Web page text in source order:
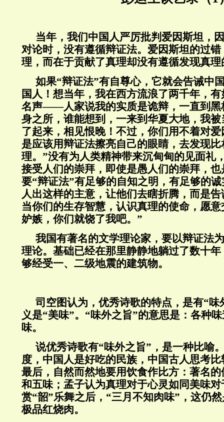
当年，我们中国人严厉批判爱因斯坦，
对论时，没有遵循辩证法。爱因斯坦的过
理，而在于贡献了真理却没有遵循发现真
如果“辩证法”有自尊心，它就会告诫中
国人！想当年，我在西方流浪了两千年，
名声——人家说我的实质是诡辩，一直到黑
身之所，谁能想到，一来到华夏大地，我
了起来，相见恨晚！不过，你们用不着对
是应该用辩证法擦亮自己的眼睛，去发现
理。”没有为人类精神带来沉甸甸的见面礼
接受人们的崇拜，即使是愚人们的崇拜，
要“辩证法”有足够的自知之明，有足够的
人出这样的主意，让他们去瞎折腾，而是
当你们的生存智慧，认识真理的使命，愿
妒嫉，你们就饶了我吧。”
我国有著名的文学理论家，要以辩证法
理论。基础已经在那里静静地躺过了数十
够经受一、二级地震的建筑物。
司空图认为，优秀诗歌的特点，是有“味
义是“美味”。“味外之旨”的意思是：各种
味。
说优秀诗歌有“味外之旨”，是一种比喻
度，中国人是好吃的民族，中国古人思考
最后，自然而然地要用饮食作比方：著名
和五味；孟子认为真理对于心灵如同美味
赏“韶”乐舞之后，“三月不知肉味”，这仍
极品红烧肉。